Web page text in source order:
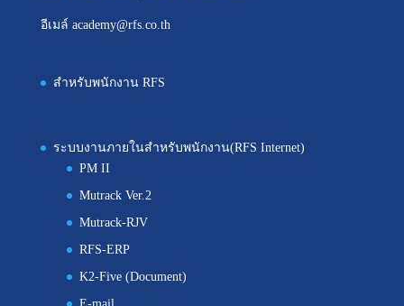
อีเมล์ academy@rfs.co.th
สำหรับพนักงาน RFS
ระบบงานภายในสำหรับพนักงาน(RFS Internet)
PM II
Mutrack Ver.2
Mutrack-RJV
RFS-ERP
K2-Five (Document)